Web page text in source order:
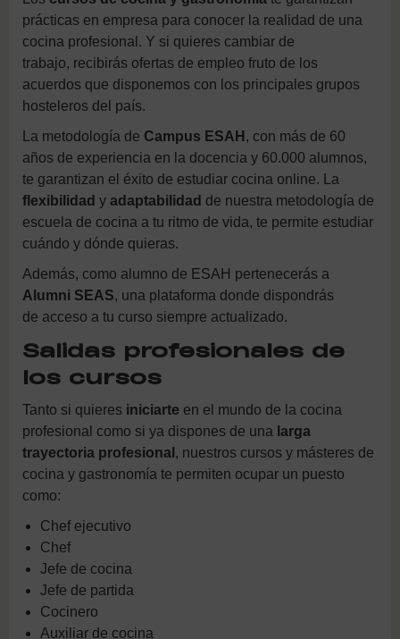
prácticas en empresa para conocer la realidad de una
cocina profesional. Y si quieres cambiar de
trabajo, recibirás ofertas de empleo fruto de los
acuerdos que disponemos con los principales grupos
hosteleros del país.
La metodología de Campus ESAH , con más de 60
años de experiencia en la docencia y 60.000 alumnos,
te garantizan el éxito de estudiar cocina online. La
flexibilidad y adaptabilidad de nuestra metodología de
escuela de cocina a tu ritmo de vida, te permite estudiar
cuándo y dónde quieras.
Además, como alumno de ESAH pertenecerás a
Alumni SEAS, una plataforma donde dispondrás
de acceso a tu curso siempre actualizado.
Salidas profesionales de
los cursos
Tanto si quieres iniciarte en el mundo de la cocina
profesional como si ya dispones de una larga
trayectoria profesional , nuestros cursos y másteres de
cocina y gastronomía te permiten ocupar un puesto
como:
Chef ejecutivo
Chef
Jefe de cocina
Jefe de partida
Cocinero
Auxiliar de cocina